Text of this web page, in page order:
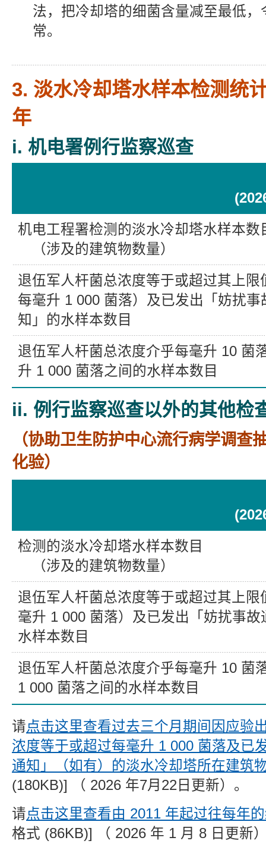
法，把冷却塔的细菌含量减至最低，
常。
3. 淡水冷却塔水样本检测统
年
i. 机电署例行监察巡查
机电工程署检测的淡水冷却塔水样本数
（涉及的建筑物数量）
退伍军人杆菌总浓度等于或超过其上限
每毫升 1 000 菌落）及已发出「妨扰事
知」的水样本数目
退伍军人杆菌总浓度介乎每毫升 10 菌
升 1 000 菌落之间的水样本数目
ii. 例行监察巡查以外的其他检
（协助卫生防护中心流行病学调查
化验）
检测的淡水冷却塔水样本数目
（涉及的建筑物数量）
退伍军人杆菌总浓度等于或超过其上限
毫升 1 000 菌落）及已发出「妨扰事故
水样本数目
退伍军人杆菌总浓度介乎每毫升 10 菌
1 000 菌落之间的水样本数目
请点击这里查看过去三个月期间因应验
浓度等于或超过每毫升 1 000 菌落及已
通知」（如有）的淡水冷却塔所在建筑
(180KB)] （ 2026 年7月22日更新）。
请点击这里查看由 2011 年起过往每年
格式 (86KB)] （ 2026 年 1 月 8 日更新